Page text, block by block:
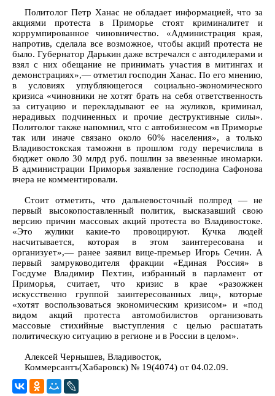
Политолог Петр Ханас не обладает информацией, что за
акциями протеста в Приморье стоят криминалитет и
коррумпированное чиновничество. «Администрация края,
напротив, сделала все возможное, чтобы акций протеста не
было. Губернатор Дарькин даже встречался с автодилерами и
взял с них обещание не принимать участия в митингах и
демонстрациях»,— отметил господин Ханас. По его мнению,
в условиях углубляющегося социально-экономического
кризиса «чиновники не хотят брать на себя ответственность
за ситуацию и перекладывают ее на жуликов, криминал,
нерадивых подчиненных и прочие деструктивные силы».
Политолог также напомнил, что с автобизнесом «в Приморье
так или иначе связано около 60% населения», а только
Владивостокская таможня в прошлом году перечислила в
бюджет около 30 млрд руб. пошлин за ввезенные иномарки.
В администрации Приморья заявление господина Сафонова
вчера не комментировали.
Стоит отметить, что дальневосточный полпред — не
первый высокопоставленный политик, высказавший свою
версию причин массовых акций протеста во Владивостоке.
«Это жулики какие-то провоцируют. Кучка людей
насчитывается, которая в этом заинтересована и
организует»,— ранее заявил вице-премьер Игорь Сечин. А
первый замруководителя фракции «Единая Россия» в
Госдуме Владимир Пехтин, избранный в парламент от
Приморья, считает, что кризис в крае «разожжен
искусственно группой заинтересованных лиц», которые
«хотят воспользоваться экономическим кризисом» и «под
видом акций протеста автомобилистов организовать
массовые стихийные выступления с целью расшатать
политическую ситуацию в регионе и в России в целом».
Алексей Чернышев, Владивосток,
Коммерсантъ(Хабаровск) № 19(4074) от 04.02.09.